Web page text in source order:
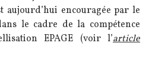
encouragée par le
le cadre de la compétence
EPAGE (voir l’article